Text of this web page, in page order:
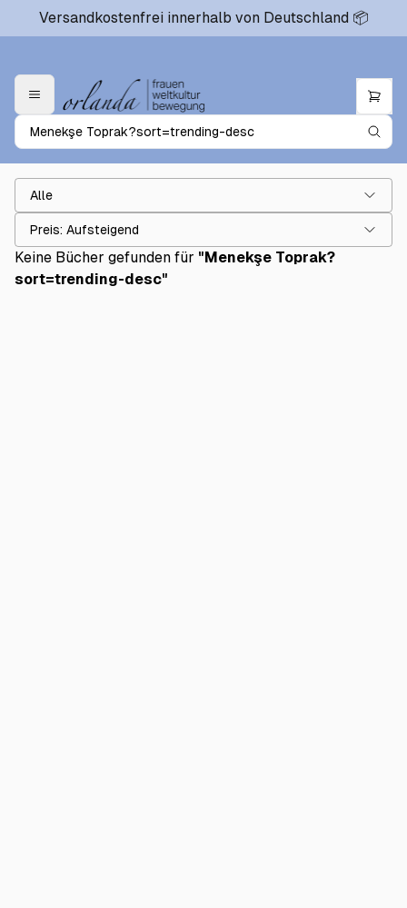
Versandkostenfrei innerhalb von Deutschland 📦
Alle
Keine Bücher gefunden für "Menekşe Toprak?
sort=trending-desc"
Preis: Aufsteigend